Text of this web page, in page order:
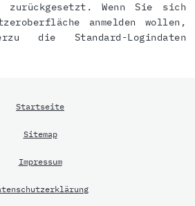
zurückgesetzt. Wenn Sie sich
anmelden wollen,
die Standard-Logindaten
Startseite
Sitemap
Impressum